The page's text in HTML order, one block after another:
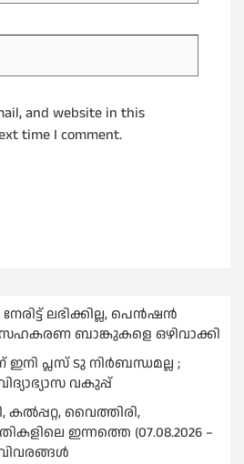
and website in this
time I comment.
ലഭിക്കില്ല, പെൻഷൻ
ബാങ്കുകളെ ഒഴിവാക്കി
പ്ലസ് ടു നിര്‍ബന്ധമല്ല ;
വകുപ്പ്
കൽപ്പറ്റ, വൈത്തിരി,
ഇന്നത്തെ (07.08.2026 –
വിവരങ്ങൾ